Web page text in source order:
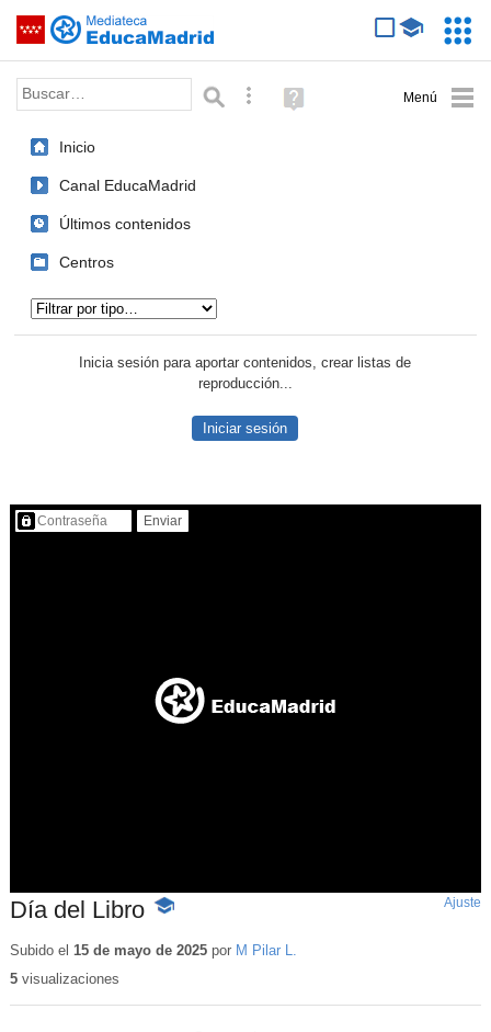
Saltar navegación
Palabra o frase: Búsqueda avanzada
Ayuda
(en
Inicio
Canal EducaMadrid
Últimos contenidos
Centros
Inicia sesión para aportar contenidos, crear listas de
reproducción...
Iniciar sesión
Contenido protegido…
Día del Libro -
educativo
Ajuste
Subido el 15 de mayo de 2025por M Pilar L.
5visualizaciones